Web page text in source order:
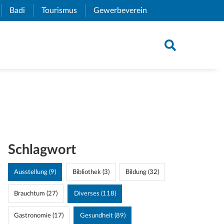
Link)
Badi (External Link)
Tourismus (External Link)
Gewerbeverein
Schlagwort
Ausstellung (9) Bibliothek (3) Bildung (32)
Brauchtum (27) Diverses (118)
Gastronomie (17) Gesundheit (89)